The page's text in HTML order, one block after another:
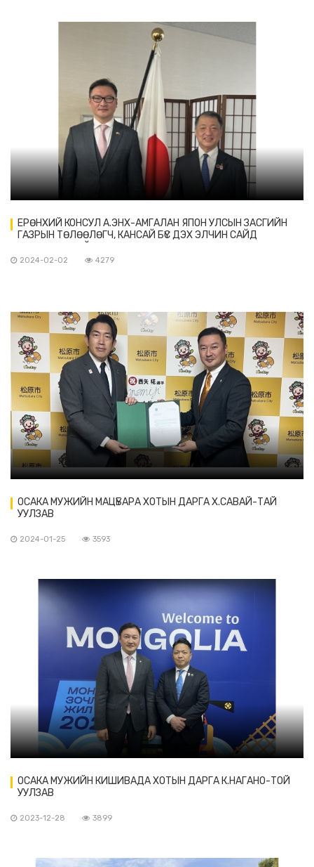
ЕРӨНХИЙ КОНСУЛ А.ЭНХ-АМГАЛАН ЯПОН УЛСЫН ЗАСГИЙН
ГАЗРЫН ТӨЛӨӨЛӨГЧ, КАНСАЙ БҮС ДЭХ ЭЛЧИН САЙД
2024-02-02 4279
ОСАКА МУЖИЙН МАЦҮБАРА ХОТЫН ДАРГА Х.САВАЙ-ТАЙ
УУЛЗАВ
2024-01-25 3593
ОСАКА МУЖИЙН КИШИВАДА ХОТЫН ДАРГА К.НАГАНО-ТОЙ
УУЛЗАВ
2023-12-28 3899